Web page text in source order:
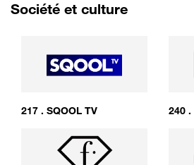
Société et culture
217 . SQOOL TV 240 .